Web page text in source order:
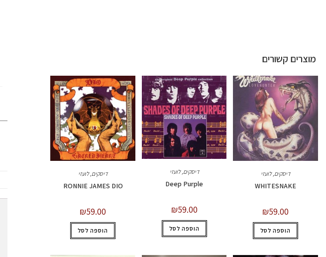
מוצרים קשורים
דיסקים ,לועזי
WHITESNAKE
₪59.00
הוספה לסל
דיסקים,לועזי
Deep Purple
₪59.00
הוספה לסל
דיסקים ,לועזי
RONNIE JAMES DIO
₪59.00
הוספה לסל